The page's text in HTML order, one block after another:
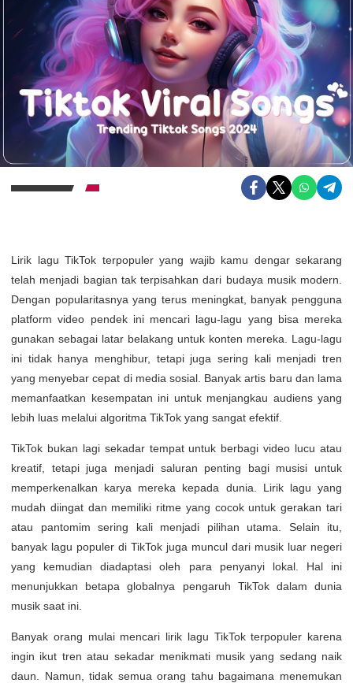
Lirik lagu TikTok terpopuler yang wajib kamu dengar sekarang
telah menjadi bagian tak terpisahkan dari budaya musik modern.
Dengan popularitasnya yang terus meningkat, banyak pengguna
platform video pendek ini mencari lagu-lagu yang bisa mereka
gunakan sebagai latar belakang untuk konten mereka. Lagu-lagu
ini tidak hanya menghibur, tetapi juga sering kali menjadi tren
yang menyebar cepat di media sosial. Banyak artis baru dan lama
memanfaatkan kesempatan ini untuk menjangkau audiens yang
lebih luas melalui algoritma TikTok yang sangat efektif.
TikTok bukan lagi sekadar tempat untuk berbagi video lucu atau
kreatif, tetapi juga menjadi saluran penting bagi musisi untuk
memperkenalkan karya mereka kepada dunia. Lirik lagu yang
mudah diingat dan memiliki ritme yang cocok untuk gerakan tari
atau pantomim sering kali menjadi pilihan utama. Selain itu,
banyak lagu populer di TikTok juga muncul dari musik luar negeri
yang kemudian diadaptasi oleh para penyanyi lokal. Hal ini
menunjukkan betapa globalnya pengaruh TikTok dalam dunia
musik saat ini.
Banyak orang mulai mencari lirik lagu TikTok terpopuler karena
ingin ikut tren atau sekadar menikmati musik yang sedang naik
daun. Namun, tidak semua orang tahu bagaimana menemukan